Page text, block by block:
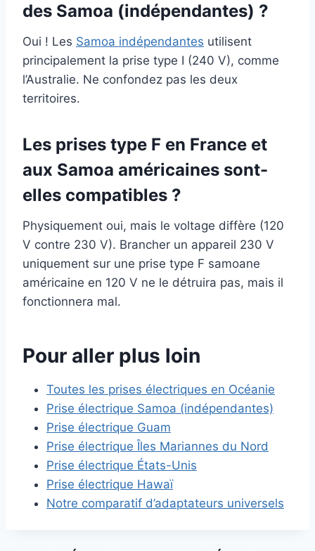
des Samoa (indépendantes) ?
Oui ! Les Samoa indépendantes utilisent
principalement la prise type I (240 V), comme
l’Australie. Ne confondez pas les deux
territoires.
Les prises type F en France et
aux Samoa américaines sont-
elles compatibles ?
Physiquement oui, mais le voltage diffère (120
V contre 230 V). Brancher un appareil 230 V
uniquement sur une prise type F samoane
américaine en 120 V ne le détruira pas, mais il
fonctionnera mal.
Pour aller plus loin
Toutes les prises électriques en Océanie
Prise électrique Samoa (indépendantes)
Prise électrique Guam
Prise électrique Îles Mariannes du Nord
Prise électrique États-Unis
Prise électrique Hawaï
Notre comparatif d’adaptateurs universels